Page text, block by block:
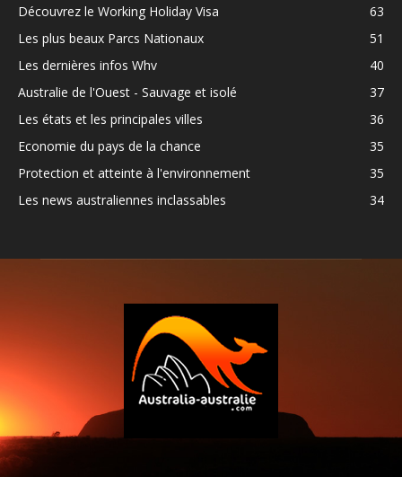
Découvrez le Working Holiday Visa
63
Les plus beaux Parcs Nationaux
51
Les dernières infos Whv
40
Australie de l'Ouest - Sauvage et isolé
37
Les états et les principales villes
36
Economie du pays de la chance
35
Protection et atteinte à l'environnement
35
Les news australiennes inclassables
34